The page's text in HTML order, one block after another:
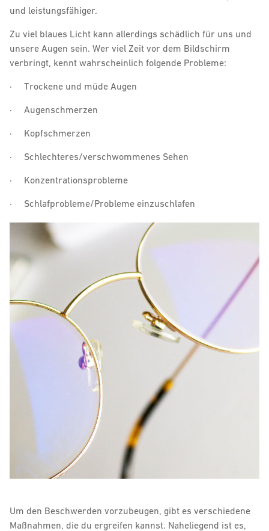
und leistungsfähiger.
Zu viel blaues Licht kann allerdings schädlich für uns und
unsere Augen sein. Wer viel Zeit vor dem Bildschirm
verbringt, kennt wahrscheinlich folgende Probleme:
· Trockene und müde Augen
· Augenschmerzen
· Kopfschmerzen
· Schlechteres/verschwommenes Sehen
· Konzentrationsprobleme
· Schlafprobleme/Probleme einzuschlafen
Um den Beschwerden vorzubeugen, gibt es verschiedene
Maßnahmen, die du ergreifen kannst. Naheliegend ist es,